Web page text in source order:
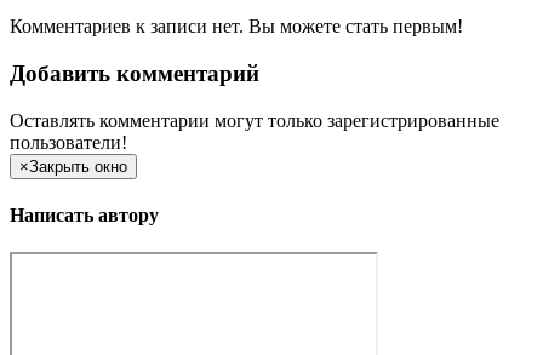
Комментариев к записи нет. Вы можете стать первым!
Добавить комментарий
Оставлять комментарии могут только зарегистрированные
пользователи!
×Закрыть окно
Написать автору